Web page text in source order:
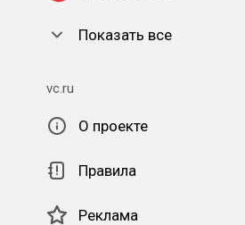
Показать все
vc.ru
О проекте
Правила
Реклама